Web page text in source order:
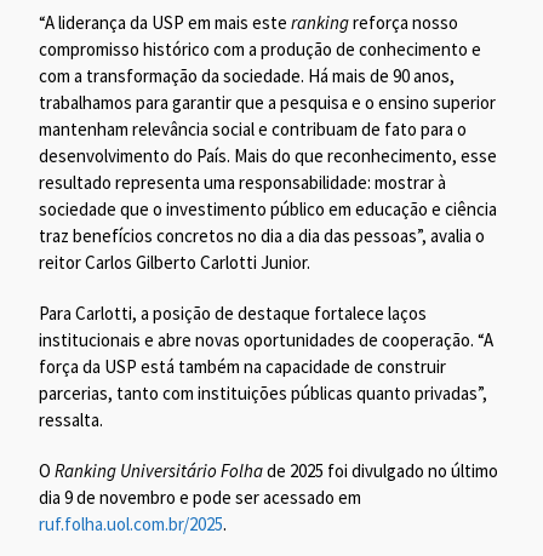
“A liderança da USP em mais esterankingreforça nosso
compromisso histórico com a produção de conhecimento e
com a transformação da sociedade. Há mais de 90 anos,
trabalhamos para garantir que a pesquisa e o ensino superior
mantenham relevância social e contribuam de fato para o
desenvolvimento do País. Mais do que reconhecimento, esse
resultado representa uma responsabilidade: mostrar à
sociedade que o investimento público em educação e ciência
traz benefícios concretos no dia a dia das pessoas”, avalia o
reitor Carlos Gilberto Carlotti Junior.
Para Carlotti, a posição de destaque fortalece laços
institucionais e abre novas oportunidades de cooperação. “A
força da USP está também na capacidade de construir
parcerias, tanto com instituições públicas quanto privadas”,
ressalta.
ORanking Universitário Folhade 2025 foi divulgado no último
dia 9 de novembro e pode ser acessado em
ruf.folha.uol.com.br/2025.